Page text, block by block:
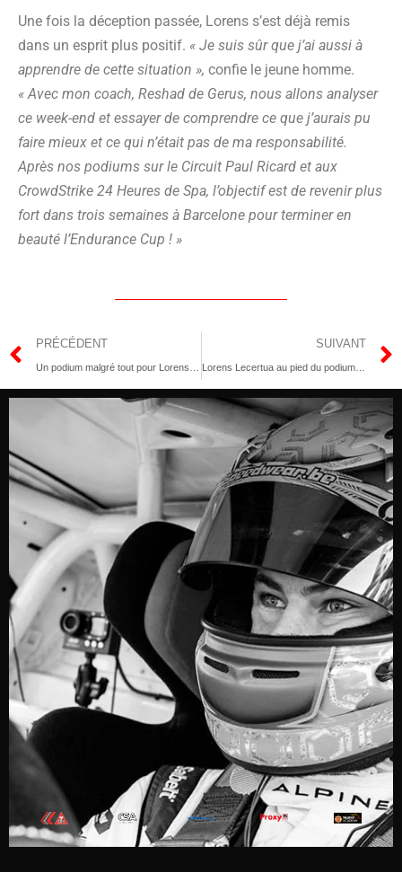
Une fois la décep­tion pas­sée, Lorens s’est déjà remis
dans un esprit plus posi­tif. « Je suis sûr que j’ai aus­si à
apprendre de cette situa­tion », confie le jeune homme.
« Avec mon coach, Reshad de Gerus, nous allons ana­ly­ser
ce week-end et essayer de com­prendre ce que j’aurais pu
faire mieux et ce qui n’était pas de ma res­pon­sa­bi­li­té.
Après nos podiums sur le Cir­cuit Paul Ricard et aux
Crowd­Strike 24 Heures de Spa, l’objectif est de reve­nir plus
fort dans trois semaines à Bar­ce­lone pour ter­mi­ner en
beau­té l’Endurance Cup ! »
PRÉCÉDENT SUIVANT
Lorens Lecertua au pied du podium à Barcelone